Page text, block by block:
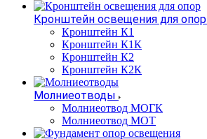
Кронштейн освещения для опор
Кронштейн К1
Кронштейн К1К
Кронштейн К2
Кронштейн К2К
Молниеотводы
Молниеотвод МОГК
Молниеотвод МОТ